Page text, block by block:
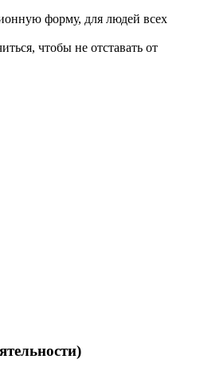
форму, для людей всех
чтобы не отставать от